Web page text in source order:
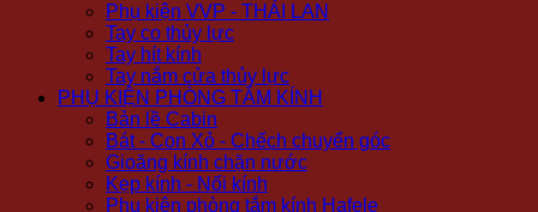
Phụ kiện VVP - THÁI LAN
Tay co thủy lực
Tay hít kính
Tay nắm cửa thủy lực
PHỤ KIỆN PHÒNG TẮM KÍNH
Bản lề Cabin
Bát - Con Xỏ - Chếch chuyển góc
Gioăng kính chặn nước
Kẹp kính - Nối kính
Phụ kiện phòng tắm kính Hafele